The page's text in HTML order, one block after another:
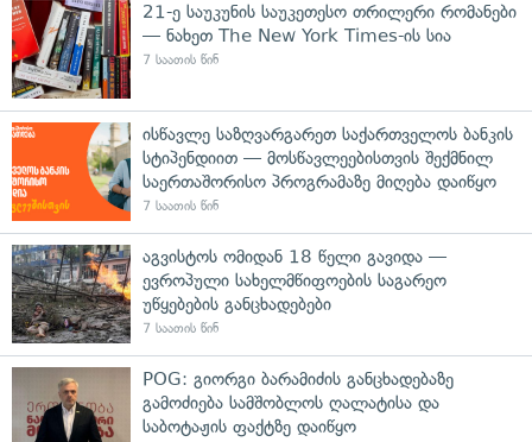
21-ე საუკუნის საუკეთესო თრილერი რომანები
— ნახეთ The New York Times-ის სია
7 საათის წინ
ისწავლე საზღვარგარეთ საქართველოს ბანკის
სტიპენდიით — მოსწავლეებისთვის შექმნილ
საერთაშორისო პროგრამაზე მიღება დაიწყო
7 საათის წინ
აგვისტოს ომიდან 18 წელი გავიდა —
ევროპული სახელმწიფოების საგარეო
უწყებების განცხადებები
7 საათის წინ
POG: გიორგი ბარამიძის განცხადებაზე
გამოძიება სამშობლოს ღალატისა და
საბოტაჟის ფაქტზე დაიწყო